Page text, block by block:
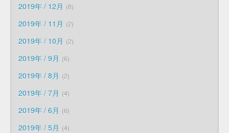
2019年 / 12月 8
2019年 / 11月 2
2019年 / 10月 2
2019年 / 9月 6
2019年 / 8月 2
2019年 / 7月 4
2019年 / 6月 6
2019年 / 5月 4